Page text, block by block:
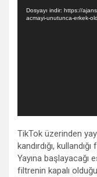
oynatıcı
Dosyayı indir: https://
acmayi-unutunca-erkek-
TikTok üzerinden
kandırdığı,
Yayına başlayacağı
filtrenin kapalı